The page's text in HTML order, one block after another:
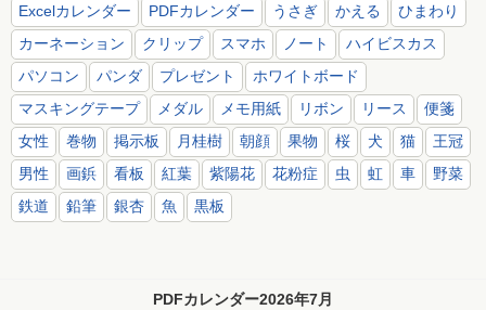
Excelカレンダー PDFカレンダー うさぎ かえる
ひまわり
カーネーション
クリップ スマホ ノート
ハイビスカス
パソコン
パンダ プレゼント
ホワイトボード
マスキングテープ
メダル メモ用紙 リボン リース
便箋
女性
巻物 掲示板 月桂樹 朝顔 果物 桜 犬 猫
王冠
男性
画鋲 看板 紅葉 紫陽花 花粉症 虫 虹 車
野菜
鉄道
鉛筆 銀杏 魚 黒板
PDFカレンダー2026年7月